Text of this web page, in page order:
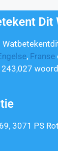
Dit
, Franse
243,027
3071 PS